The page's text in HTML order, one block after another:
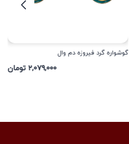
گوشواره گرد فیروزه دم وال
۲,۰۷۹,۰۰۰ تومان